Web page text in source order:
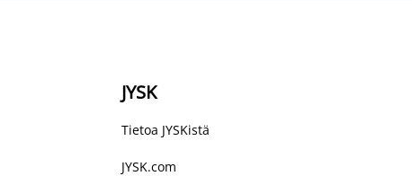
JYSK
Tietoa JYSKistä
JYSK.com